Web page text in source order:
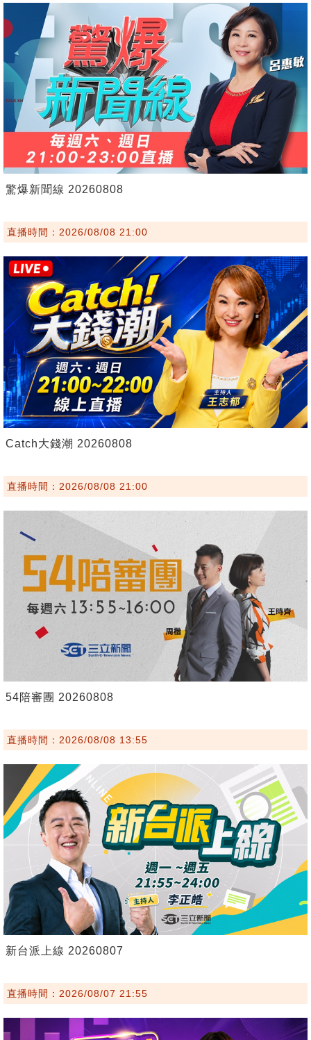
驚爆新聞線 20260808
直播時間：2026/08/08 21:00
Catch大錢潮 20260808
直播時間：2026/08/08 21:00
54陪審團 20260808
直播時間：2026/08/08 13:55
新台派上線 20260807
直播時間：2026/08/07 21:55